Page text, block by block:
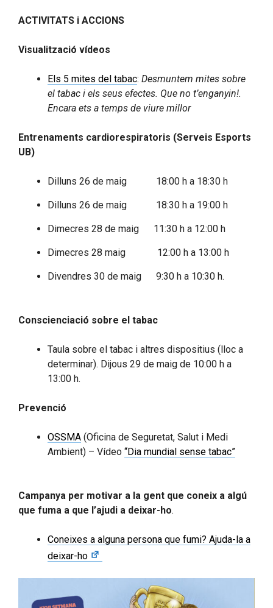
ACTIVITATS i ACCIONS
Visualització vídeos
Els 5 mites del tabac: Desmuntem mites sobre
el tabac i els seus efectes. Que no t’enganyin!.
Encara ets a temps de viure millor
Entrenaments cardiorespiratoris (Serveis Esports
UB)
Dilluns 26 de maig 18:00 h a 18:30 h
Dilluns 26 de maig 18:30 h a 19:00 h
Dimecres 28 de maig 11:30 h a 12:00 h
Dimecres 28 maig 12:00 h a 13:00 h
Divendres 30 de maig 9:30 h a 10:30 h.
Conscienciació sobre el tabac
Taula sobre el tabac i altres dispositius (lloc a
determinar). Dijous 29 de maig de 10:00 h a
13:00 h.
Prevenció
OSSMA (Oficina de Seguretat, Salut i Medi
Ambient) – Vídeo “Dia mundial sense tabac”
Campanya per motivar a la gent que coneix a algú
que fuma a que l’ajudi a deixar-ho.
Coneixes a alguna persona que fumi? Ajuda-la a
deixar-ho